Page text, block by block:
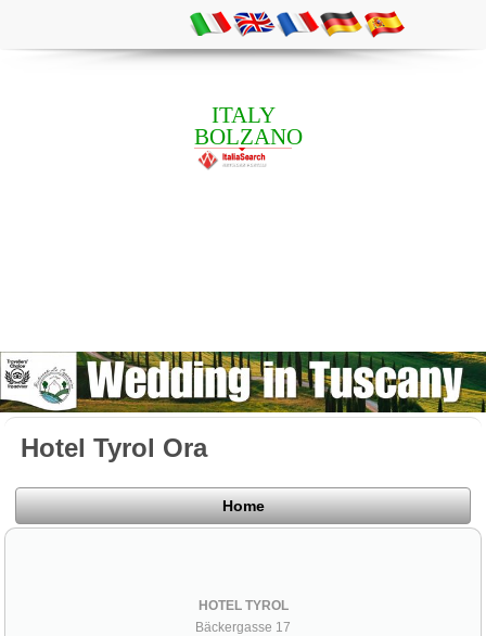
ITALY
BOLZANO
Hotel Tyrol Ora
Home
HOTEL TYROL
Bäckergasse 17